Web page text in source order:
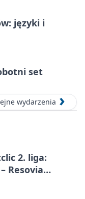
języki i
set
wydarzenia
2. liga:
Resovia